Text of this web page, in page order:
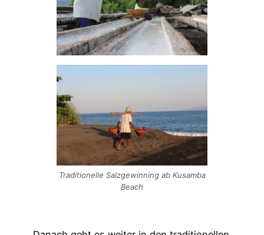
Traditionelle Salzgewinning ab Kusamba
Beach